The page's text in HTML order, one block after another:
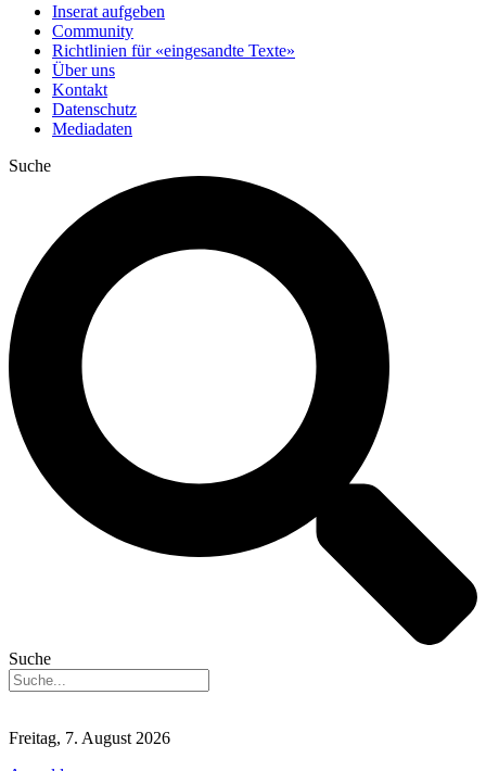
Inserat aufgeben
Community
Richtlinien für «eingesandte Texte»
Über uns
Kontakt
Datenschutz
Mediadaten
Suche
Suche
Freitag, 7. August 2026